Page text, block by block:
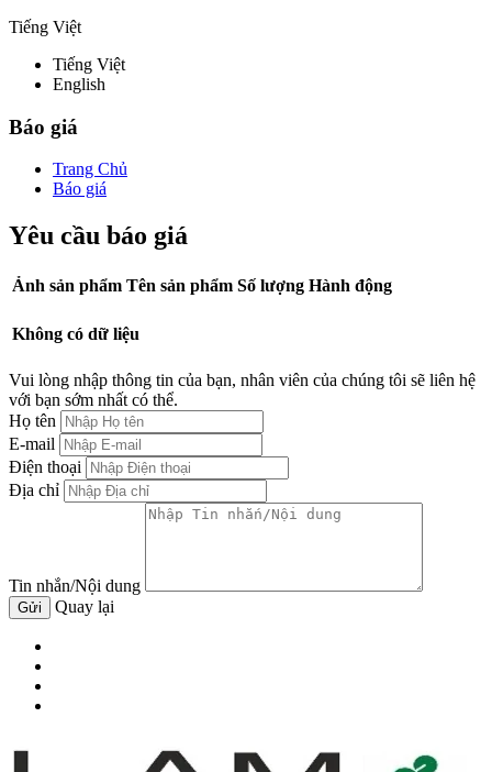
Tiếng Việt
Tiếng Việt
English
Báo giá
Trang Chủ
Báo giá
Yêu cầu báo giá
Ảnh sản phẩm Tên sản phẩm Số lượng Hành động
Không có dữ liệu
Vui lòng nhập thông tin của bạn, nhân viên của chúng tôi sẽ liên hệ
với bạn sớm nhất có thể.
Họ tên
E-mail
Điện thoại
Địa chỉ
Tin nhắn/Nội dung
Gửi Quay lại